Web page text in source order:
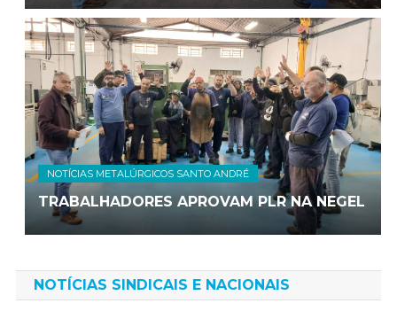
NOTÍCIAS METALÚRGICOS SANTO ANDRÉ
TRABALHADORES APROVAM PLR NA NEGEL
NOTÍCIAS SINDICAIS E NACIONAIS